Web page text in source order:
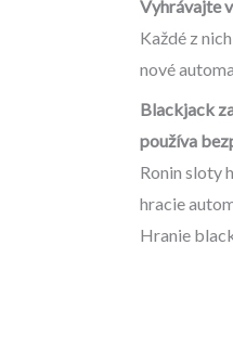
Vyhrávajte
Každé z
nové
Blackjack
používa
Ronin sloty
hracie
Hranie